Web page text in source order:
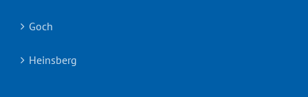
Goch
Heinsberg